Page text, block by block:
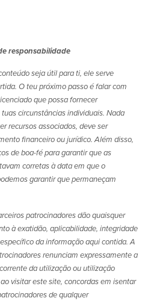
responsabilidade
seja útil para ti, ele serve
O teu próximo passo é falar com
que possa fornecer
circunstâncias individuais. Nada
recursos associados, deve ser
financeiro ou jurídico. Além disso,
de boa-fé para garantir que as
corretas à data em que o
garantir que permaneçam
patrocinadores dão quaisquer
à exatidão, aplicabilidade, integridade
da informação aqui contida. A
renunciam expressamente a
da utilização ou utilização
visitar este site, concordas em isentar
de qualquer